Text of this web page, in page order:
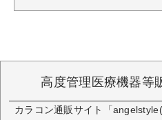
高度管理医療機器等
カラコン通販サイト「